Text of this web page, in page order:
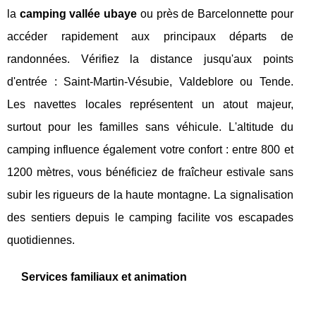
la camping vallée ubaye ou près de Barcelonnette pour
accéder rapidement aux principaux départs de
randonnées. Vérifiez la distance jusqu'aux points
d'entrée : Saint-Martin-Vésubie, Valdeblore ou Tende.
Les navettes locales représentent un atout majeur,
surtout pour les familles sans véhicule. L'altitude du
camping influence également votre confort : entre 800 et
1200 mètres, vous bénéficiez de fraîcheur estivale sans
subir les rigueurs de la haute montagne. La signalisation
des sentiers depuis le camping facilite vos escapades
quotidiennes.
Services familiaux et animation